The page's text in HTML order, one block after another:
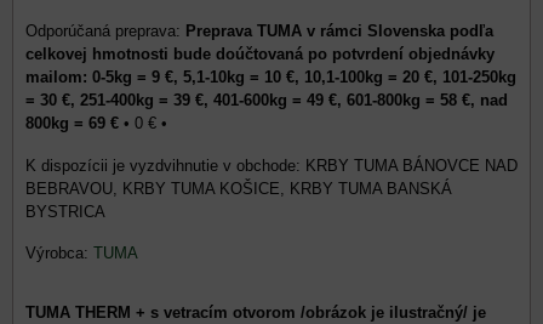
Preprava TUMA v rámci Slovenska podľa
celkovej hmotnosti bude doúčtovaná po potvrdení objednávky
mailom: 0-5kg = 9 €, 5,1-10kg = 10 €, 10,1-100kg = 20 €, 101-250kg
= 30 €, 251-400kg = 39 €, 401-600kg = 49 €, 601-800kg = 58 €, nad
800kg = 69 € • 0 € •
KRBY TUMA BÁNOVCE NAD
BEBRAVOU, KRBY TUMA KOŠICE, KRBY TUMA BANSKÁ
BYSTRICA
Výrobca: TUMA
TUMA THERM + s vetracím otvorom /obrázok je ilustračný/ je